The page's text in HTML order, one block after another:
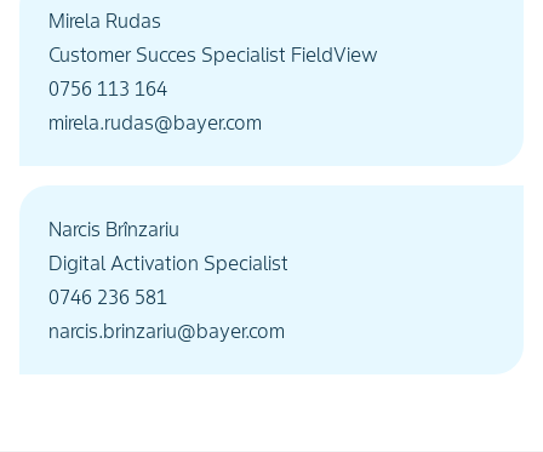
Mirela Rudas
Customer Succes Specialist FieldView
0756 113 164
mirela.rudas@bayer.com
Narcis Brînzariu
Digital Activation Specialist
0746 236 581
narcis.brinzariu@bayer.com